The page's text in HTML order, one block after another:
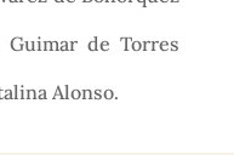
de Torres
Alonso.